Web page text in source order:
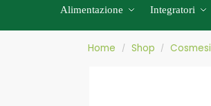
Alimentazione Integratori
Home / Shop / Cosmesi